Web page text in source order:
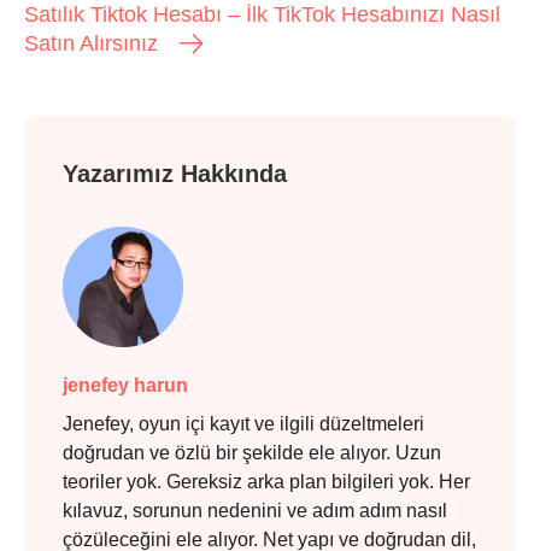
Satılık Tiktok Hesabı – İlk TikTok Hesabınızı Nasıl
Satın Alırsınız
Yazarımız Hakkında
jenefey harun
Jenefey, oyun içi kayıt ve ilgili düzeltmeleri
doğrudan ve özlü bir şekilde ele alıyor. Uzun
teoriler yok. Gereksiz arka plan bilgileri yok. Her
kılavuz, sorunun nedenini ve adım adım nasıl
çözüleceğini ele alıyor. Net yapı ve doğrudan dil,